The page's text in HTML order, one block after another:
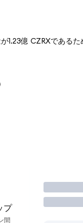
1.23億 CZRXである
プ
間
取引